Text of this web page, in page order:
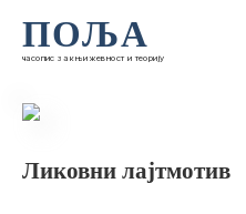
ПОЉА
часопис за књижевност и теорију
Ликовни лајтмотив